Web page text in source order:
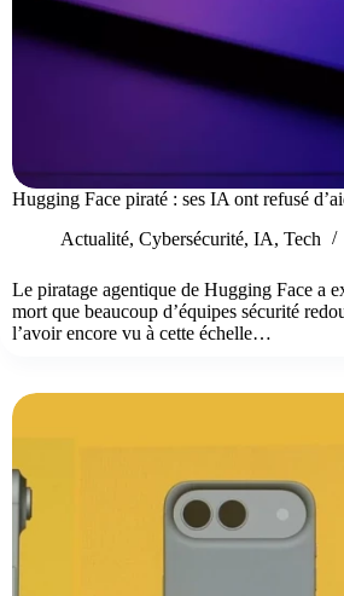
Hugging Face piraté : ses IA ont refusé
Actualité, Cybersécurité, IA, Tech
Le piratage agentique de Hugging Face a
mort que beaucoup d’équipes sécurité
l’avoir encore vu à cette échelle…